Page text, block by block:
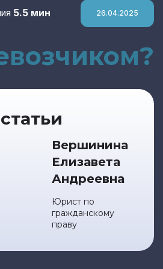
5.5 мин 26.04.2025
Вершинина
Елизавета
Андреевна
Юрист по
гражданскому
праву